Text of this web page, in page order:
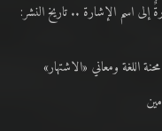
المسيح الموعود عليه السلام.. 2 إشارةٌ إلى اسم الإشارة .. تاريخ النشر: